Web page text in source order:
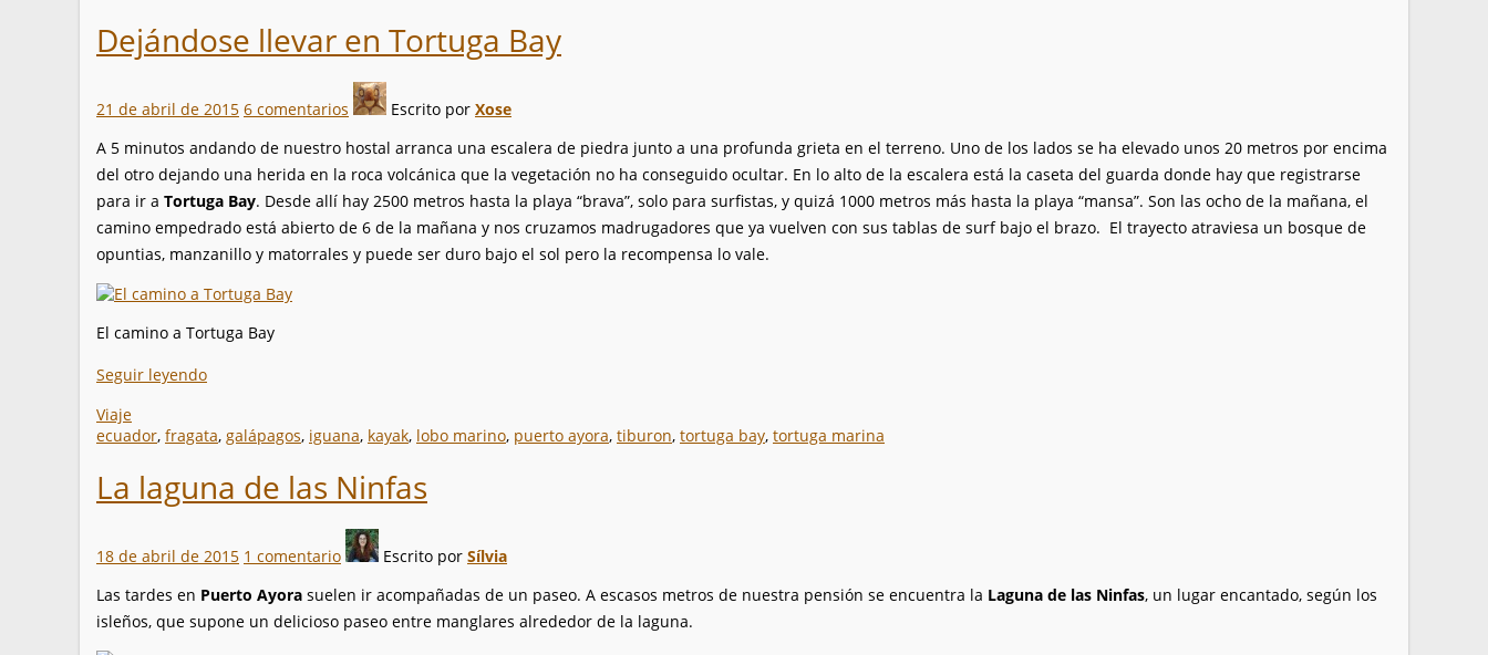
Dejándose llevar en Tortuga Bay
21 de abril de 2015 6 comentarios Escrito por Xose
A 5 minutos andando de nuestro hostal arranca una escalera de piedra junto a una profunda grieta en el terreno. Uno de los lados se ha elevado unos 20 metros por encima
del otro dejando una herida en la roca volcánica que la vegetación no ha conseguido ocultar. En lo alto de la escalera está la caseta del guarda donde hay que registrarse
para ir a Tortuga Bay. Desde allí hay 2500 metros hasta la playa “brava”, solo para surfistas, y quizá 1000 metros más hasta la playa “mansa”. Son las ocho de la mañana, el
camino empedrado está abierto de 6 de la mañana y nos cruzamos madrugadores que ya vuelven con sus tablas de surf bajo el brazo. El trayecto atraviesa un bosque de
opuntias, manzanillo y matorrales y puede ser duro bajo el sol pero la recompensa lo vale.
El camino a Tortuga Bay
Seguir leyendo
Viaje
ecuador, fragata, galápagos, iguana, kayak, lobo marino, puerto ayora, tiburon, tortuga bay, tortuga marina
La laguna de las Ninfas
18 de abril de 2015 1 comentario Escrito por Sílvia
Las tardes en Puerto Ayora suelen ir acompañadas de un paseo. A escasos metros de nuestra pensión se encuentra la Laguna de las Ninfas, un lugar encantado, según los
isleños, que supone un delicioso paseo entre manglares alrededor de la laguna.